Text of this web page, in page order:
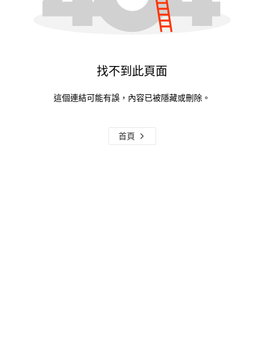
找不到此頁面
這個連結可能有誤，內容已被隱藏或刪除。
首頁